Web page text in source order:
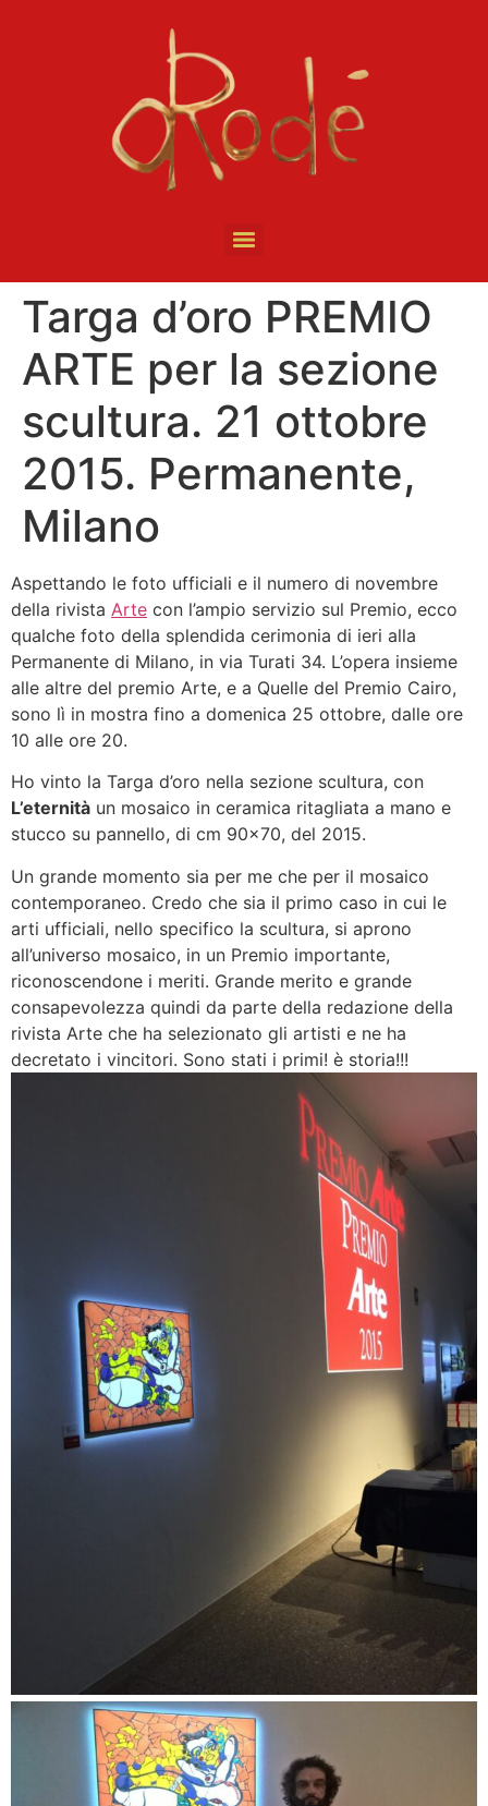
Targa d’oro PREMIO
ARTE per la sezione
scultura. 21 ottobre
2015. Permanente,
Milano
Aspettando le foto ufficiali e il numero di novembre
della rivista Arte con l’ampio servizio sul Premio, ecco
qualche foto della splendida cerimonia di ieri alla
Permanente di Milano, in via Turati 34. L’opera insieme
alle altre del premio Arte, e a Quelle del Premio Cairo,
sono lì in mostra fino a domenica 25 ottobre, dalle ore
10 alle ore 20.
Ho vinto la Targa d’oro nella sezione scultura, con
L’eternità un mosaico in ceramica ritagliata a mano e
stucco su pannello, di cm 90×70, del 2015.
Un grande momento sia per me che per il mosaico
contemporaneo. Credo che sia il primo caso in cui le
arti ufficiali, nello specifico la scultura, si aprono
all’universo mosaico, in un Premio importante,
riconoscendone i meriti. Grande merito e grande
consapevolezza quindi da parte della redazione della
rivista Arte che ha selezionato gli artisti e ne ha
decretato i vincitori. Sono stati i primi! è storia!!!